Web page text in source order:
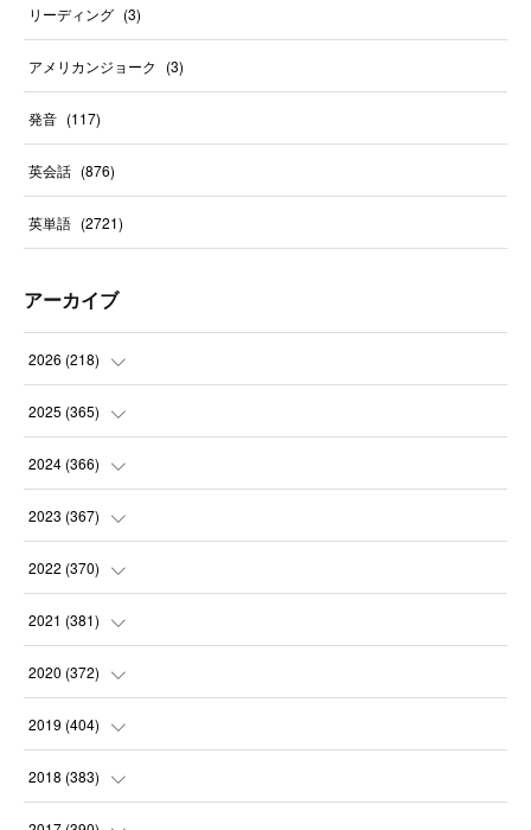
リーディング (3)
アメリカンジョーク (3)
発音 (117)
英会話 (876)
英単語 (2721)
アーカイブ
2026 (218)
(7)
(31
(30
(31
2025 (365)
(31
(30
(31
(30
2024 (366)
(32
(30
(31
(30
2023 (367)
(31
(31
(31
(30
2022 (370)
(31
(31
(31
(31
2021 (381)
(35
(37
(31
(30
2020 (372)
(32
(32
(32
2019 (404)
(35
(30
2018 (383)